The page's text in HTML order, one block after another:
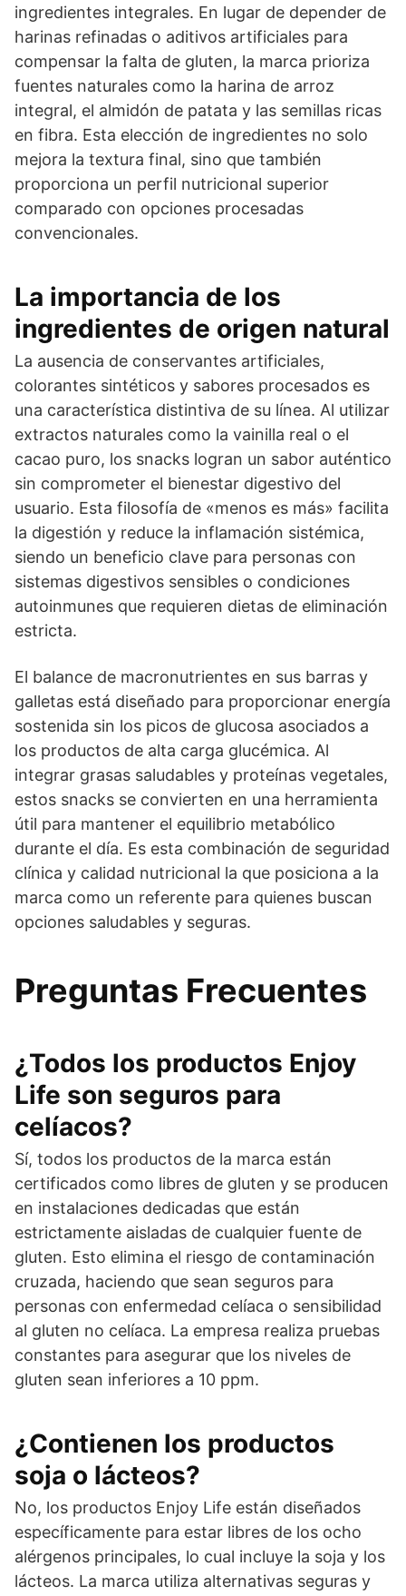
ingredientes integrales. En lugar de depender de
harinas refinadas o aditivos artificiales para
compensar la falta de gluten, la marca prioriza
fuentes naturales como la harina de arroz
integral, el almidón de patata y las semillas ricas
en fibra. Esta elección de ingredientes no solo
mejora la textura final, sino que también
proporciona un perfil nutricional superior
comparado con opciones procesadas
convencionales.
La importancia de los
ingredientes de origen natural
La ausencia de conservantes artificiales,
colorantes sintéticos y sabores procesados es
una característica distintiva de su línea. Al utilizar
extractos naturales como la vainilla real o el
cacao puro, los snacks logran un sabor auténtico
sin comprometer el bienestar digestivo del
usuario. Esta filosofía de «menos es más» facilita
la digestión y reduce la inflamación sistémica,
siendo un beneficio clave para personas con
sistemas digestivos sensibles o condiciones
autoinmunes que requieren dietas de eliminación
estricta.
El balance de macronutrientes en sus barras y
galletas está diseñado para proporcionar energía
sostenida sin los picos de glucosa asociados a
los productos de alta carga glucémica. Al
integrar grasas saludables y proteínas vegetales,
estos snacks se convierten en una herramienta
útil para mantener el equilibrio metabólico
durante el día. Es esta combinación de seguridad
clínica y calidad nutricional la que posiciona a la
marca como un referente para quienes buscan
opciones saludables y seguras.
Preguntas Frecuentes
¿Todos los productos Enjoy
Life son seguros para
celíacos?
Sí, todos los productos de la marca están
certificados como libres de gluten y se producen
en instalaciones dedicadas que están
estrictamente aisladas de cualquier fuente de
gluten. Esto elimina el riesgo de contaminación
cruzada, haciendo que sean seguros para
personas con enfermedad celíaca o sensibilidad
al gluten no celíaca. La empresa realiza pruebas
constantes para asegurar que los niveles de
gluten sean inferiores a 10 ppm.
¿Contienen los productos
soja o lácteos?
No, los productos Enjoy Life están diseñados
específicamente para estar libres de los ocho
alérgenos principales, lo cual incluye la soja y los
lácteos. La marca utiliza alternativas seguras y